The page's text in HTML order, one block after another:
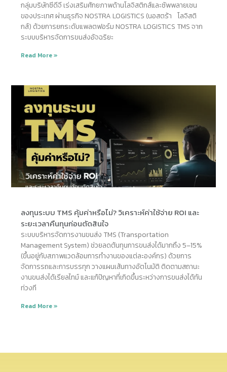
กลุ่มบริษัทซีดีจี เร่งเสริมศักยภาพด้านโลจิสติกส์และซัพพลายเชน
ของประเทศ ผ่านธุรกิจ NOSTRA LOGISTICS (นอสตร้า โลจิสติ
กส์) ด้วยการยกระดับแพลตฟอร์ม NOSTRA LOGISTICS TMS จาก
ระบบบริหารจัดการขนส่งอัจฉริยะ
Read More »
ลงทุนระบบ TMS คุ้มค่าหรือไม่? วิเคราะห์ค่าใช้จ่าย ROI และ
ระยะเวลาคืนทุนก่อนตัดสินใจ
ระบบบริหารจัดการงานขนส่ง TMS (Transportation
Management System) ช่วยลดต้นทุนการขนส่งได้มากถึง 5–15%
(ขึ้นอยู่กับสภาพแวดล้อมการทำงานของแต่ละองค์กร) ด้วยการ
จัดการรถและการบรรทุก วางแผนเส้นทางอัตโนมัติ ติดตามสถานะ
งานขนส่งได้เรียลไทม์ และแก้ปัญหาที่เกิดขึ้นระหว่างการขนส่งได้ทัน
ท่วงที
Read More »